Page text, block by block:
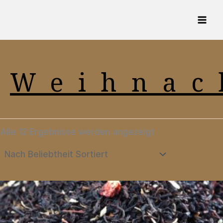
springen
Alle 12 Ergebnisse werden angezeigt